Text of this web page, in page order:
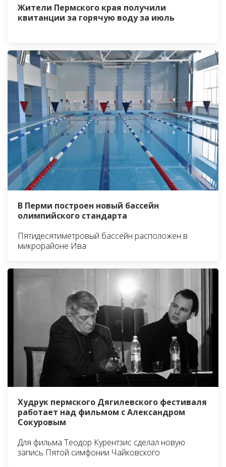
Жители Пермского края получили
квитанции за горячую воду за июль
В Перми построен новый бассейн
олимпийского стандарта
Пятидесятиметровый бассейн расположен в
микрорайоне Ива
Худрук пермского Дягилевского фестиваля
работает над фильмом с Александром
Сокуровым
Для фильма Теодор Курентзис сделал новую
запись Пятой симфонии Чайковского